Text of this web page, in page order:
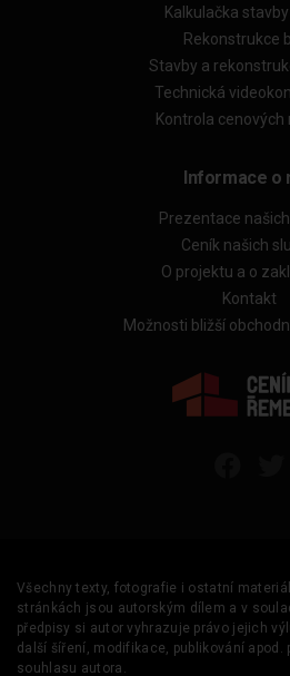
Kalkulačka
Rekonstrukce
Stavby a
Technická
Kontrola cenových
Informace o
Prezentace
Ceník našich
O projektu a o
Kontakt
Možnosti bližší
Všechny texty, fotografie i ostatní
stránkách jsou autorským dílem a v
předpisy si autor vyhrazuje právo jejich
další šíření, modifikace, publikování apod.
souhlasu autora.